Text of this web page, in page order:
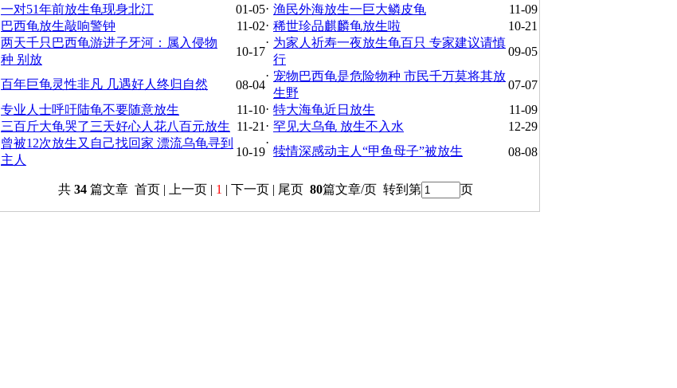
一对51年前放生龟现身北江 01-05· 渔民外海放生一巨大鳞皮龟
11-09
巴西龟放生敲响警钟 11-02· 稀世珍品麒麟龟放生啦
10-21
两天千只巴西龟游进子牙河：属入侵物
种 别放
10-17
· 为家人祈寿一夜放生龟百只 专家建议请慎
行
09-05
百年巨龟灵性非凡 几遇好人终归自然 08-04
· 宠物巴西龟是危险物种 市民千万莫将其放
生野
07-07
专业人士呼吁陆龟不要随意放生 11-10· 特大海龟近日放生
11-09
三百斤大龟哭了三天好心人花八百元放生 11-21 · 罕见大乌龟 放生不入水
12-29
曾被12次放生又自己找回家 漂流乌龟寻到
主人
10-19
·
犊情深感动主人“甲鱼母子”被放生 08-08
共 34篇文章 首页 | 上一页 | 1 | 下一页 | 尾页 80篇文章/页 转到第 页